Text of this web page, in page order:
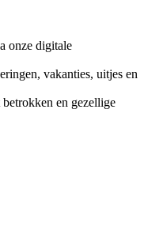
onze digitale
vakanties, uitjes en
en gezellige